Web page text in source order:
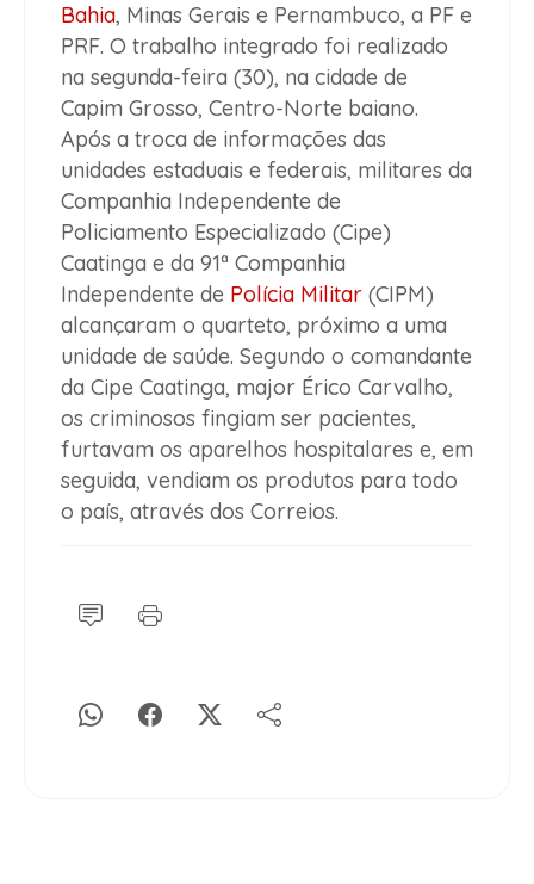
Bahia, Minas Gerais e Pernambuco, a PF e
PRF. O trabalho integrado foi realizado
na segunda-feira (30), na cidade de
Capim Grosso, Centro-Norte baiano.
Após a troca de informações das
unidades estaduais e federais, militares da
Companhia Independente de
Policiamento Especializado (Cipe)
Caatinga e da 91ª Companhia
Independente de Polícia Militar (CIPM)
alcançaram o quarteto, próximo a uma
unidade de saúde. Segundo o comandante
da Cipe Caatinga, major Érico Carvalho,
os criminosos fingiam ser pacientes,
furtavam os aparelhos hospitalares e, em
seguida, vendiam os produtos para todo
o país, através dos Correios.